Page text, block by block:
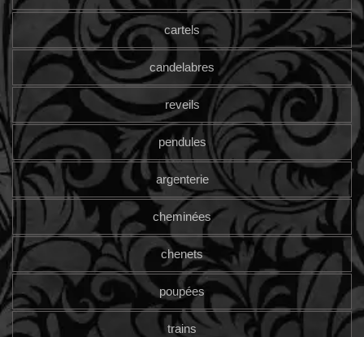
cartels
candelabres
reveils
pendules
argenterie
cheminées
chenets
poupées
trains